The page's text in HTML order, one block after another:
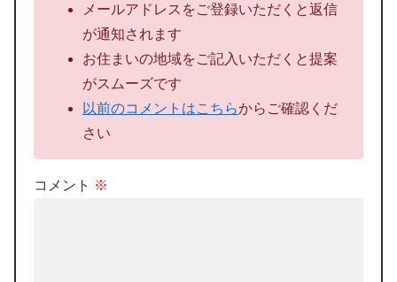
メールアドレスをご登録いただくと返信
が通知されます
お住まいの地域をご記入いただくと提案
がスムーズです
以前のコメントはこちらからご確認くだ
さい
コメント ※